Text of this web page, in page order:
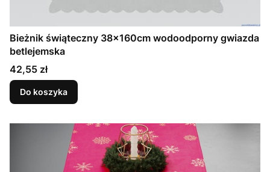
Bieżnik świąteczny 38x160cm wodoodporny gwiazda
betlejemska
Cena
42,55 zł
Do koszyka